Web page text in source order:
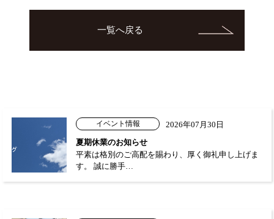
一覧へ戻る
イベント情報
2026年07月30日
夏期休業のお知らせ
平素は格別のご高配を賜わり、厚く御礼申し上げま
す。 誠に勝手…